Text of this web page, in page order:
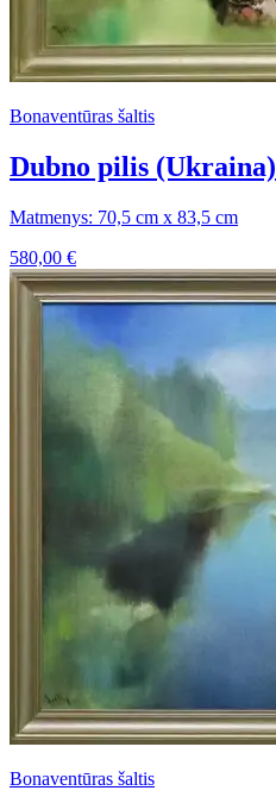
Bonaventūras šaltis
Dubno pilis (Ukraina)
Matmenys: 70,5 cm x 83,5 cm
580,00 €
Bonaventūras šaltis